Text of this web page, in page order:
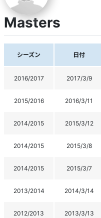
Masters
シーズン 日付
2016/2017 2017/3/9
2015/2016 2016/3/11
2014/2015 2015/3/12
2014/2015 2015/3/8
2014/2015 2015/3/7
2013/2014 2014/3/14
2012/2013 2013/3/13